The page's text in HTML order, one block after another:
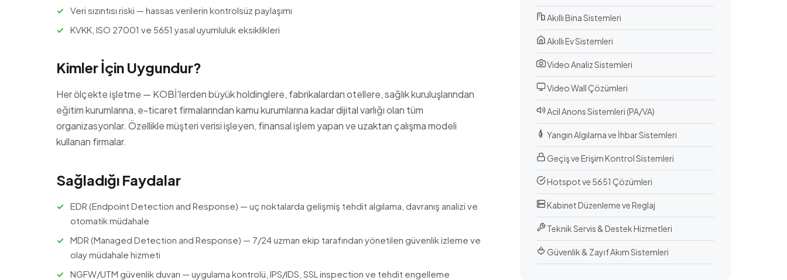
Veri sızıntısı riski — hassas verilerin kontrolsüz paylaşımı
KVKK, ISO 27001 ve 5651 yasal uyumluluk eksiklikleri
Kimler İçin Uygundur?
Her ölçekte işletme — KOBİ'lerden büyük holdinglere, fabrikalardan otellere, sağlık kuruluşlarından
eğitim kurumlarına, e-ticaret firmalarından kamu kurumlarına kadar dijital varlığı olan tüm
organizasyonlar. Özellikle müşteri verisi işleyen, finansal işlem yapan ve uzaktan çalışma modeli
kullanan firmalar.
Sağladığı Faydalar
EDR (Endpoint Detection and Response) — uç noktalarda gelişmiş tehdit algılama, davranış analizi ve
otomatik müdahale
MDR (Managed Detection and Response) — 7/24 uzman ekip tarafından yönetilen güvenlik izleme ve
olay müdahale hizmeti
NGFW/UTM güvenlik duvarı — uygulama kontrolü, IPS/IDS, SSL inspection ve tehdit engelleme
Akıllı Bina Sistemleri
Akıllı Ev Sistemleri
Video Analiz Sistemleri
Video Wall Çözümleri
Acil Anons Sistemleri (PA/VA)
Yangın Algılama ve İhbar Sistemleri
Geçiş ve Erişim Kontrol Sistemleri
Hotspot ve 5651 Çözümleri
Kabinet Düzenleme ve Reglaj
Teknik Servis & Destek Hizmetleri
Güvenlik & Zayıf Akım Sistemleri